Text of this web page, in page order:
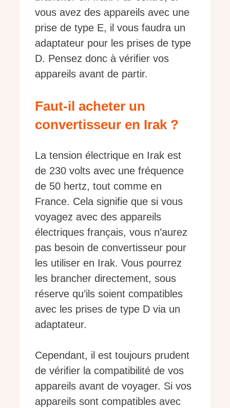
vous avez des appareils avec une
prise de type E, il vous faudra un
adaptateur pour les prises de type
D. Pensez donc à vérifier vos
appareils avant de partir.
Faut-il acheter un
convertisseur en Irak ?
La tension électrique en Irak est
de 230 volts avec une fréquence
de 50 hertz, tout comme en
France. Cela signifie que si vous
voyagez avec des appareils
électriques français, vous n’aurez
pas besoin de convertisseur pour
les utiliser en Irak. Vous pourrez
les brancher directement, sous
réserve qu’ils soient compatibles
avec les prises de type D via un
adaptateur.
Cependant, il est toujours prudent
de vérifier la compatibilité de vos
appareils avant de voyager. Si vos
appareils sont compatibles avec